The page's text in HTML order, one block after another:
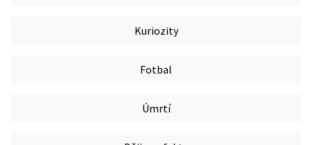
Kuriozity
Fotbal
Úmrtí